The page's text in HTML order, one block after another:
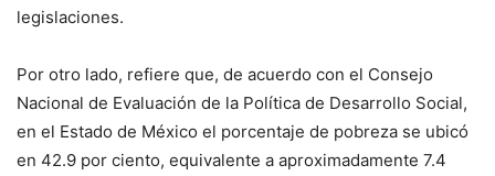
legislaciones.
Por otro lado, refiere que, de acuerdo con el Consejo
Nacional de Evaluación de la Política de Desarrollo Social,
en el Estado de México el porcentaje de pobreza se ubicó
en 42.9 por ciento, equivalente a aproximadamente 7.4